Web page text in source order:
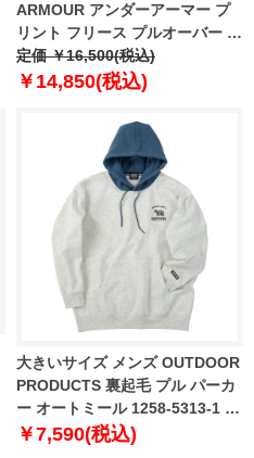
ARMOUR アンダーアーマー プ
リント フリース プルオーバー パ
ーカー USA直輸入 6010691-001
定価 ￥16,500(税込)
￥14,850(税込)
大きいサイズ メンズ OUTDOOR
PRODUCTS 裏起毛 プル パーカ
ー オートミール 1258-5313-1 3L
4L 5L 6L 8L
￥7,590(税込)